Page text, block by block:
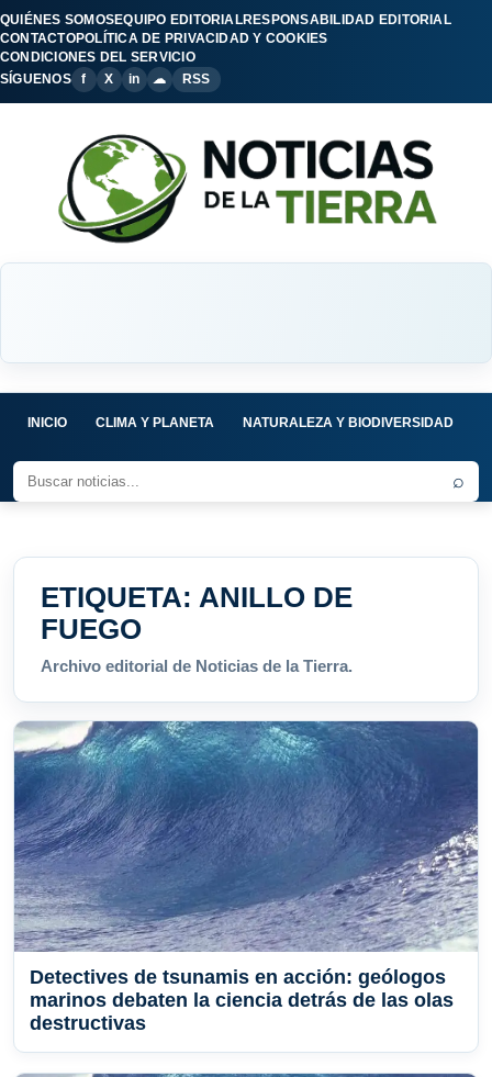
QUIÉNES SOMOSEQUIPO EDITORIALRESPONSABILIDAD EDITORIAL
CONTACTOPOLÍTICA DE PRIVACIDAD Y COOKIES
CONDICIONES DEL SERVICIO
SÍGUENOS
f X in ☁ RSS
INICIO CLIMA Y PLANETA NATURALEZA Y BIODIVERSIDAD
⌕
ETIQUETA: ANILLO DE
FUEGO
Archivo editorial de Noticias de la Tierra.
Detectives de tsunamis en acción: geólogos
marinos debaten la ciencia detrás de las olas
destructivas